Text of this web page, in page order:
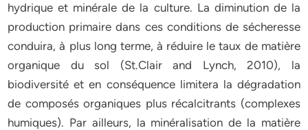
hydrique et minérale de la culture. La diminution de la
production primaire dans ces conditions de sécheresse
conduira, à plus long terme, à réduire le taux de matière
organique du sol (St.Clair and Lynch, 2010), la
biodiversité et en conséquence limitera la dégradation
de composés organiques plus récalcitrants (complexes
humiques). Par ailleurs, la minéralisation de la matière